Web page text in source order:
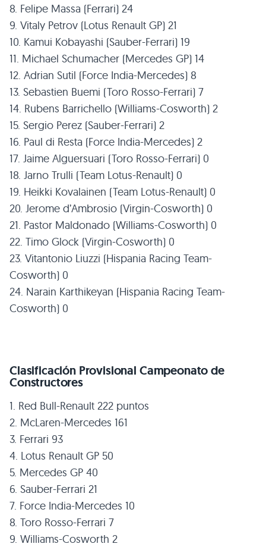
8. Felipe Massa (Ferrari) 24
9. Vitaly Petrov (Lotus Renault GP) 21
10. Kamui Kobayashi (Sauber-Ferrari) 19
11. Michael Schumacher (Mercedes GP) 14
12. Adrian Sutil (Force India-Mercedes) 8
13. Sebastien Buemi (Toro Rosso-Ferrari) 7
14. Rubens Barrichello (Williams-Cosworth) 2
15. Sergio Perez (Sauber-Ferrari) 2
16. Paul di Resta (Force India-Mercedes) 2
17. Jaime Alguersuari (Toro Rosso-Ferrari) 0
18. Jarno Trulli (Team Lotus-Renault) 0
19. Heikki Kovalainen (Team Lotus-Renault) 0
20. Jerome d’Ambrosio (Virgin-Cosworth) 0
21. Pastor Maldonado (Williams-Cosworth) 0
22. Timo Glock (Virgin-Cosworth) 0
23. Vitantonio Liuzzi (Hispania Racing Team-
Cosworth) 0
24. Narain Karthikeyan (Hispania Racing Team-
Cosworth) 0
Clasificación Provisional Campeonato de
Constructores
1. Red Bull-Renault 222 puntos
2. McLaren-Mercedes 161
3. Ferrari 93
4. Lotus Renault GP 50
5. Mercedes GP 40
6. Sauber-Ferrari 21
7. Force India-Mercedes 10
8. Toro Rosso-Ferrari 7
9. Williams-Cosworth 2